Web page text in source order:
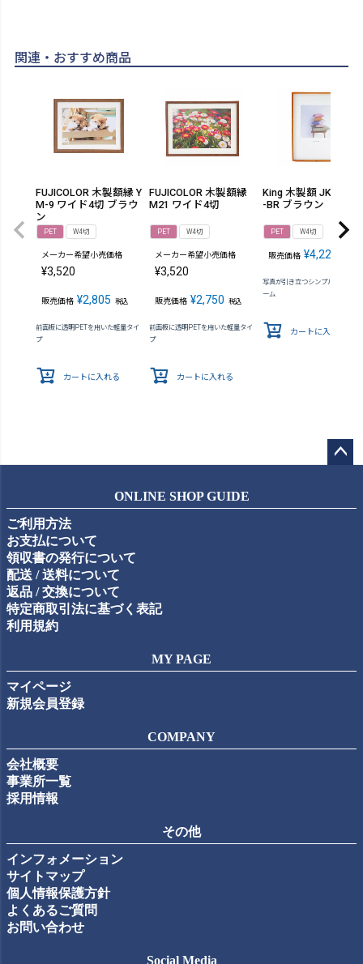
関連・おすすめ商品
FUJICOLOR 木製額縁 Y
M-9 ワイド4切 ブラウ
ン
PET W4切
メーカー希望小売価格
¥3,520
販売価格 ¥2,805 税込
前面板に透明PETを用いた軽量タイ
プ
カートに入れる
FUJICOLOR 木製額縁
M21 ワイド4切
PET W4切
メーカー希望小売価格
¥3,520
販売価格 ¥2,750 税込
前面板に透明PETを用いた軽量タイ
プ
カートに入れる
King 木製額 JK101-
-BR ブラウン
PET W4切
販売価格 ¥4,224
写真が引き立つシンプルな木製フ
ーム
カートに入れる
ップ
ONLINE SHOP GUIDE
ご利用方法
お支払について
領収書の発行について
配送 / 送料について
返品 / 交換について
特定商取引法に基づく表記
利用規約
MY PAGE
マイページ
新規会員登録
COMPANY
会社概要
事業所一覧
採用情報
その他
インフォメーション
サイトマップ
個人情報保護方針
よくあるご質問
お問い合わせ
Social Media